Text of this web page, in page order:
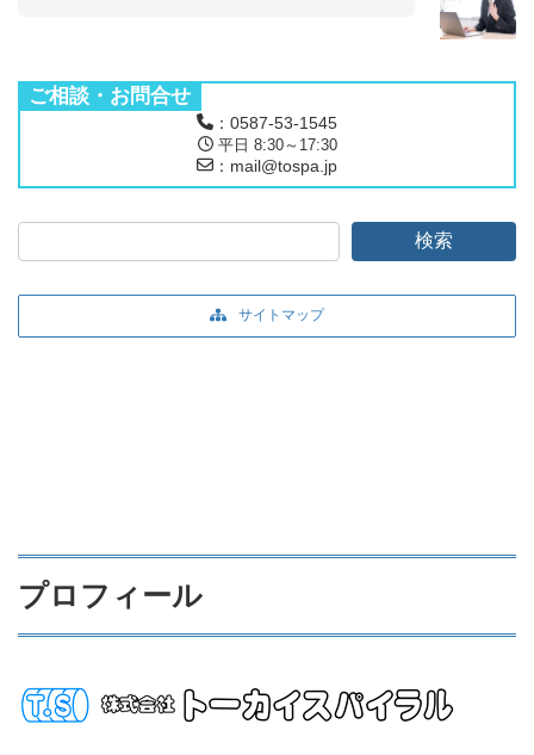
ご相談・お問合せ
：0587-53-1545
平日 8:30～17:30
：mail@tospa.jp
検索
サイトマップ
プロフィール